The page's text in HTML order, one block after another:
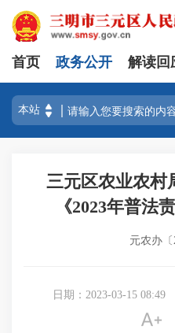
首页 政务公开 解读回
三元区农业农村
《2023年普法
元农办〔
日期：2023-03-15 08:49
